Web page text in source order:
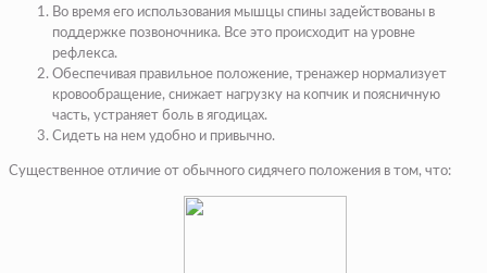
Во время его использования мышцы спины задействованы в
поддержке позвоночника. Все это происходит на уровне
рефлекса.
Обеспечивая правильное положение, тренажер нормализует
кровообращение, снижает нагрузку на копчик и поясничную
часть, устраняет боль в ягодицах.
Сидеть на нем удобно и привычно.
Существенное отличие от обычного сидячего положения в том, что: